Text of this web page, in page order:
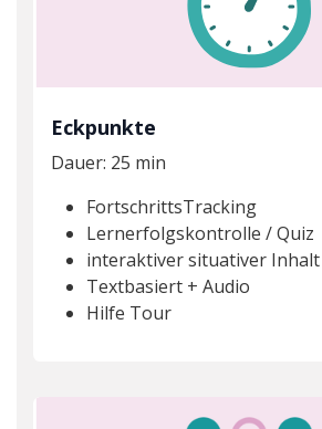
Eckpunkte
Dauer: 25 min
FortschrittsTracking
Lernerfolgskontrolle / Quiz
interaktiver situativer Inhalt
Textbasiert + Audio
Hilfe Tour